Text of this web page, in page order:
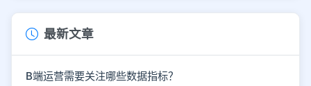
最新文章
B端运营需要关注哪些数据指标？